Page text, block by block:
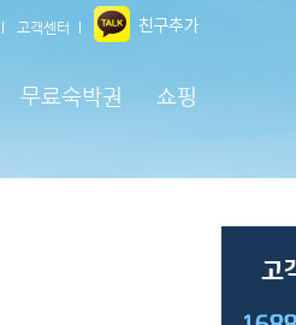
고객센터
무료숙박권 쇼핑